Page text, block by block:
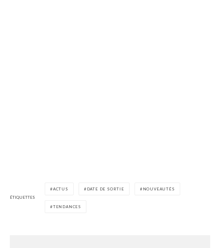
ÉTIQUETTES
ACTUS DATE DE SORTIE NOUVEAUTÉS
TENDANCES